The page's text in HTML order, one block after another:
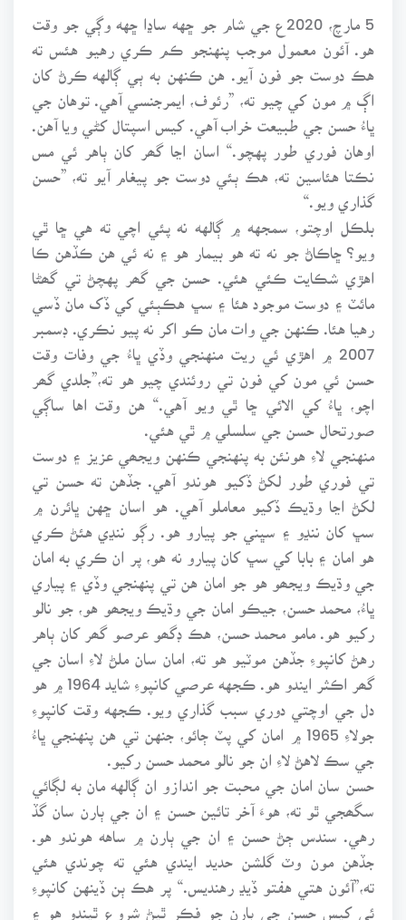
5 مارچ، 2020ع جي شام جو ڇهه ساڍا ڇهه وڳي جو وقت
هو. آئون معمول موجب پنهنجو ڪم ڪري رهيو هئس ته
هڪ دوست جو فون آيو. هن ڪنهن به ٻي ڳالهه ڪرڻ کان
اڳ ۾ مون کي چيو ته، ”رئوف، ايمرجنسي آهي. توهان جي
ڀاءُ حسن جي طبيعت خراب آهي. کيس اسپتال کڻي ويا آهن.
اوهان فوري طور پهچو.“ اسان اڃا گھر کان ٻاهر ئي مس
نڪتا هئاسين ته، هڪ ٻئي دوست جو پيغام آيو ته، ”حسن
گذاري ويو.“
بلڪل اوچتو، سمجهه ۾ ڳالهه نه پئي اچي ته هي ڇا ٿي
ويو؟ ڇاڪاڻ جو نه ته هو بيمار هو ۽ نه ئي هن ڪڏهن ڪا
اهڙي شڪايت ڪئي هئي. حسن جي گھر پهچڻ تي گھڻا
مائٽ ۽ دوست موجود هئا ۽ سڀ هڪٻئي کي ڏک مان ڏسي
رهيا هئا. ڪنهن جي وات مان ڪو اکر نه پيو نڪري. ڊسمبر
2007 ۾ اهڙي ئي ريت منهنجي وڏي ڀاءُ جي وفات وقت
حسن ئي مون کي فون تي روئندي چيو هو ته،”جلدي گھر
اچو، ڀاءُ کي الائي ڇا ٿي ويو آهي.“ هن وقت اها ساڳي
صورتحال حسن جي سلسلي ۾ ٿي هئي.
منهنجي لاءِ هونئن به پنهنجي ڪنهن ويجھي عزيز ۽ دوست
تي فوري طور لکڻ ڏکيو هوندو آهي. جڏهن ته حسن تي
لکڻ اڃا وڌيڪ ڏکيو معاملو آهي. هو اسان ڇهن ڀائرن ۾
سڀ کان ننڍو ۽ سڀني جو پيارو هو. رڳو ننڍي هئڻ ڪري
هو امان ۽ بابا کي سڀ کان پيارو نه هو، پر ان ڪري به امان
جي وڌيڪ ويجھو هو جو امان هن تي پنهنجي وڏي ۽ پياري
ڀاءُ، محمد حسن، جيڪو امان جي وڌيڪ ويجھو هو، جو نالو
رکيو هو. مامو محمد حسن، هڪ ڊگھو عرصو گھر کان ٻاهر
رهڻ کانپوءِ جڏهن موٽيو هو ته، امان سان ملڻ لاءِ اسان جي
دل جي اوچتي دوري سبب گذاري ويو. ڪجهه وقت کانپوءِ
جولاءِ 1965 ۾ امان کي پٽ ڄائو، جنهن تي هن پنهنجي ڀاءُ
جي سڪ لاهڻ لاءِ ان جو نالو محمد حسن رکيو.
حسن سان امان جي محبت جو اندازو ان ڳالهه مان به لڳائي
سگھجي ٿو ته، هوءَ آخر تائين حسن ۽ ان جي ٻارن سان گڏ
رهي. سندس ڄڻ حسن ۽ ان جي ٻارن ۾ ساهه هوندو هو.
جڏهن مون وٽ گلشن حديد ايندي هئي ته چوندي هئي
ته،”آئون هتي هفتو ڏيڍ رهنديس.“ پر هڪ ٻن ڏينهن کانپوءِ
ئي کيس حسن جي ٻارن جو فڪر ٿيڻ شروع ٿيندو هو ۽